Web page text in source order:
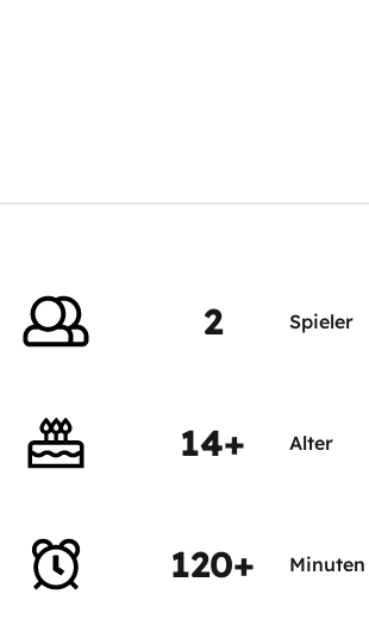
2 Spieler
14+ Alter
120+ Minuten